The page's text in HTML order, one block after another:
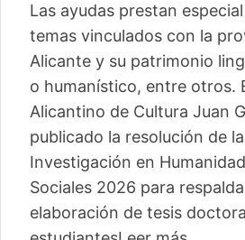
Las ayudas prestan
temas vinculados con la
Alicante y su patrimonio
o humanístico, entre otros.
Alicantino de Cultura Juan
publicado la resolución de
Investigación en
Sociales 2026 para
elaboración de tesis